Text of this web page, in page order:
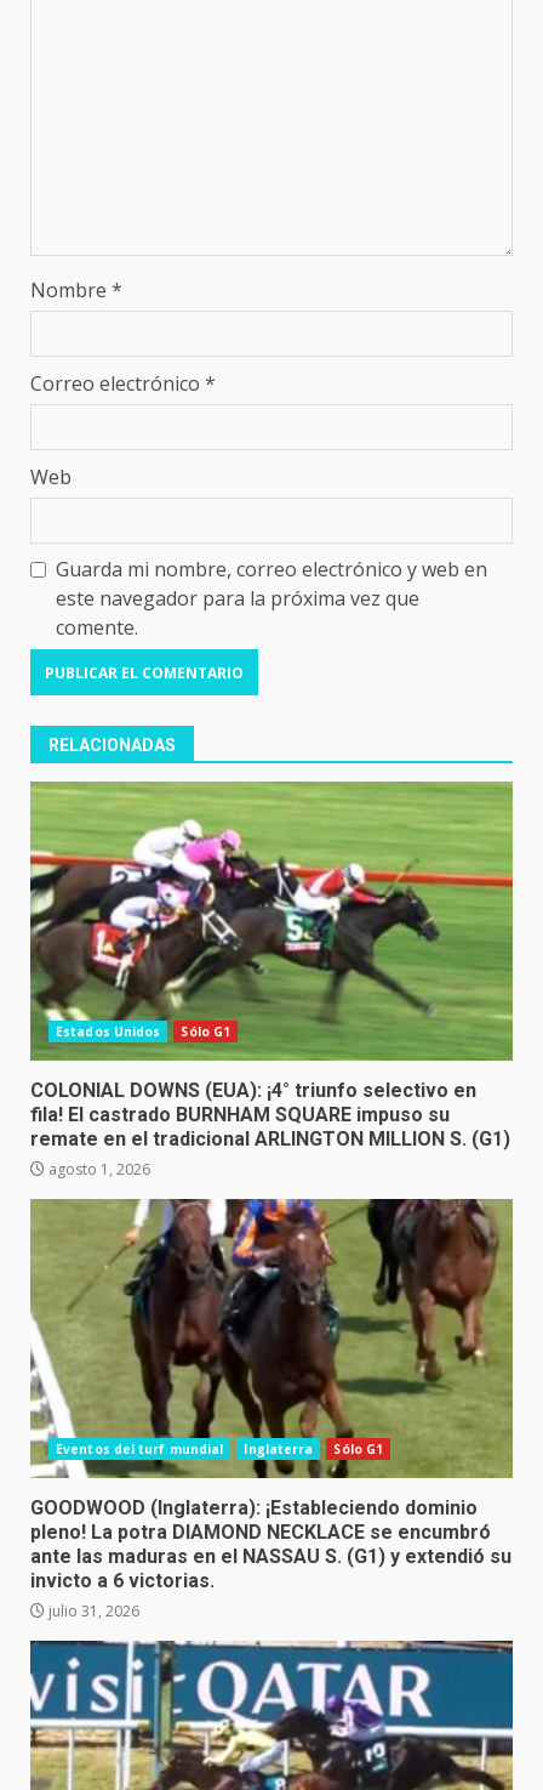
Nombre *
Correo electrónico *
Web
Guarda mi nombre, correo electrónico y web en
este navegador para la próxima vez que
comente.
RELACIONADAS
Estados Unidos Sólo G1
COLONIAL DOWNS (EUA): ¡4° triunfo selectivo en
fila! El castrado BURNHAM SQUARE impuso su
remate en el tradicional ARLINGTON MILLION S. (G1)
agosto 1, 2026
Eventos del turf mundial Inglaterra Sólo G1
GOODWOOD (Inglaterra): ¡Estableciendo dominio
pleno! La potra DIAMOND NECKLACE se encumbró
ante las maduras en el NASSAU S. (G1) y extendió su
invicto a 6 victorias.
julio 31, 2026